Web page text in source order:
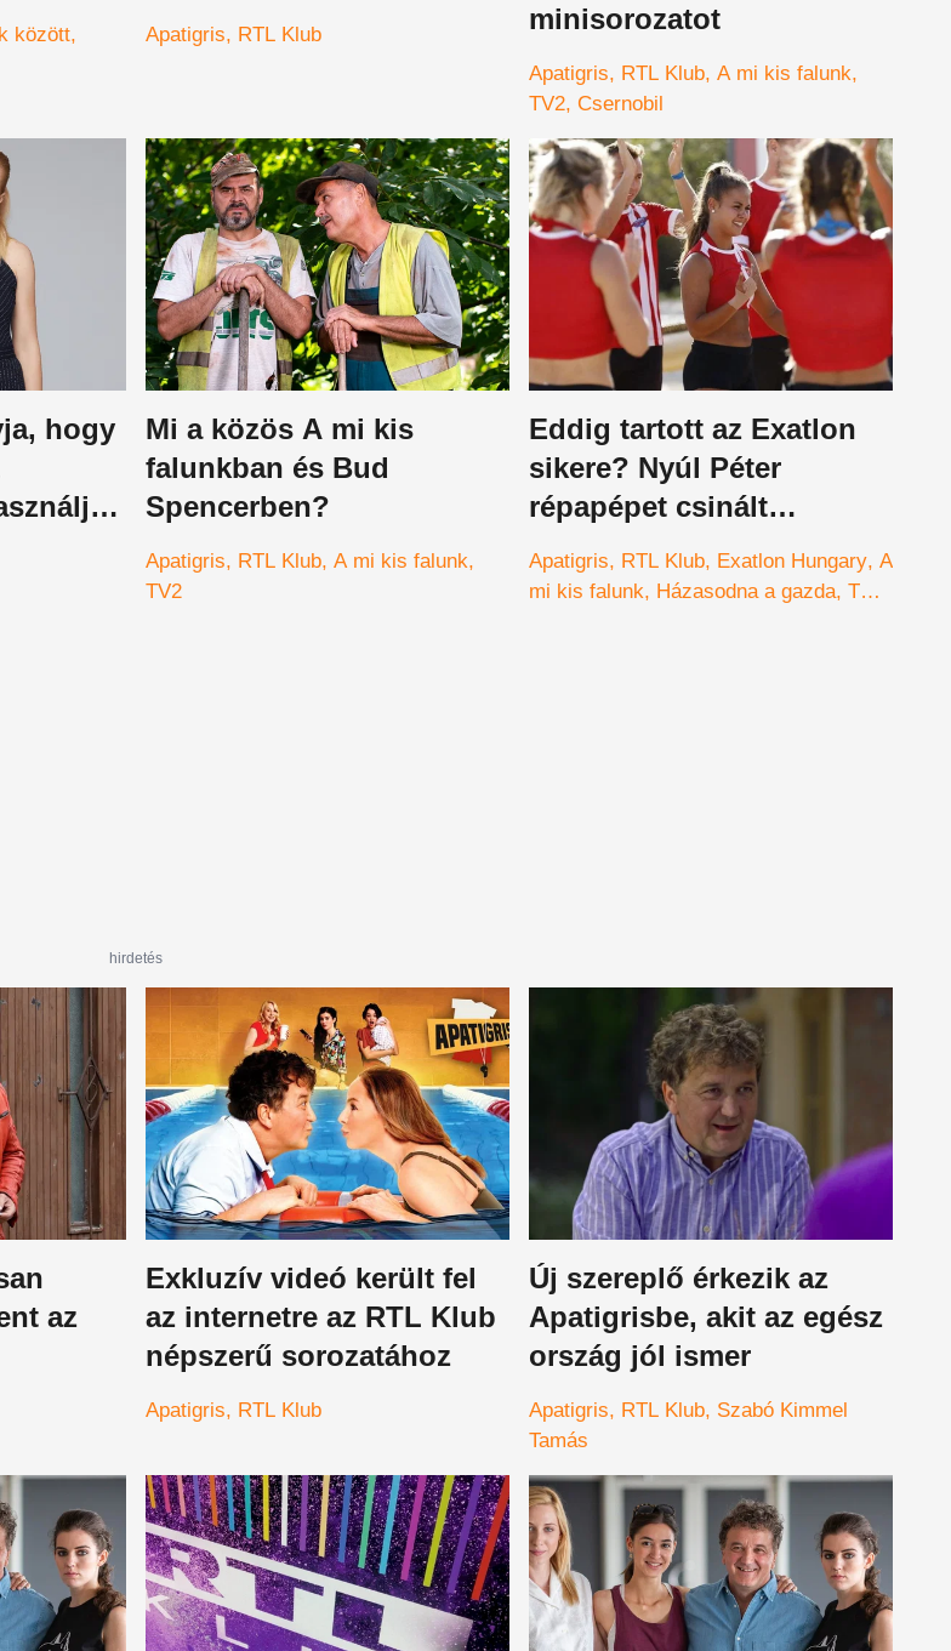
között
Apatigris RTL Klub
minisorozatot
Apatigris RTL Klub A mi kis falunk
TV2 Csernobil
hogy
Mi a közös A mi kis
falunkban és Bud
Spencerben?
Apatigris RTL Klub A mi kis falunk
TV2
Eddig tartott az Exatlon
sikere? Nyúl Péter
répapépet csinált
Palikékból
Apatigris RTL Klub Exatlon Hungary A
mi kis falunk
Házasodna a gazda TV2
hirdetés
az
Exkluzív videó került fel
az internetre az RTL Klub
népszerű sorozatához
Apatigris RTL Klub
Új szereplő érkezik az
Apatigrisbe, akit az egész
ország jól ismer
Apatigris RTL Klub Szabó Kimmel
Tamás